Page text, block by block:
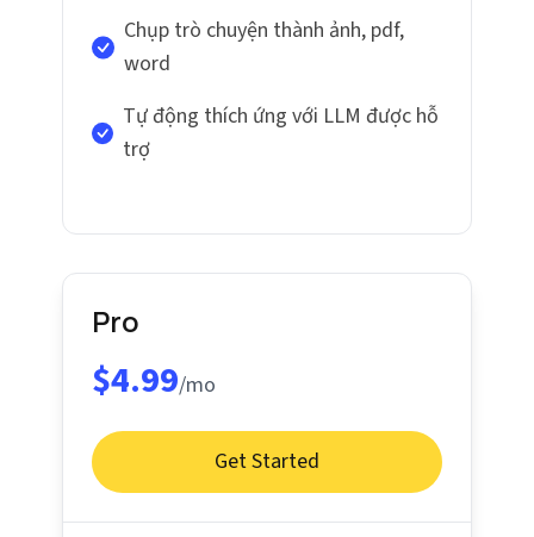
Chụp trò chuyện thành ảnh, pdf,
word
Tự động thích ứng với LLM được hỗ
trợ
Pro
$4.99/mo
Get Started